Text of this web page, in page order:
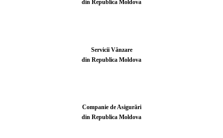
din Republica Moldova
Servicii Vânzare
din Republica Moldova
Companie de Asigurări
din Republica Moldova